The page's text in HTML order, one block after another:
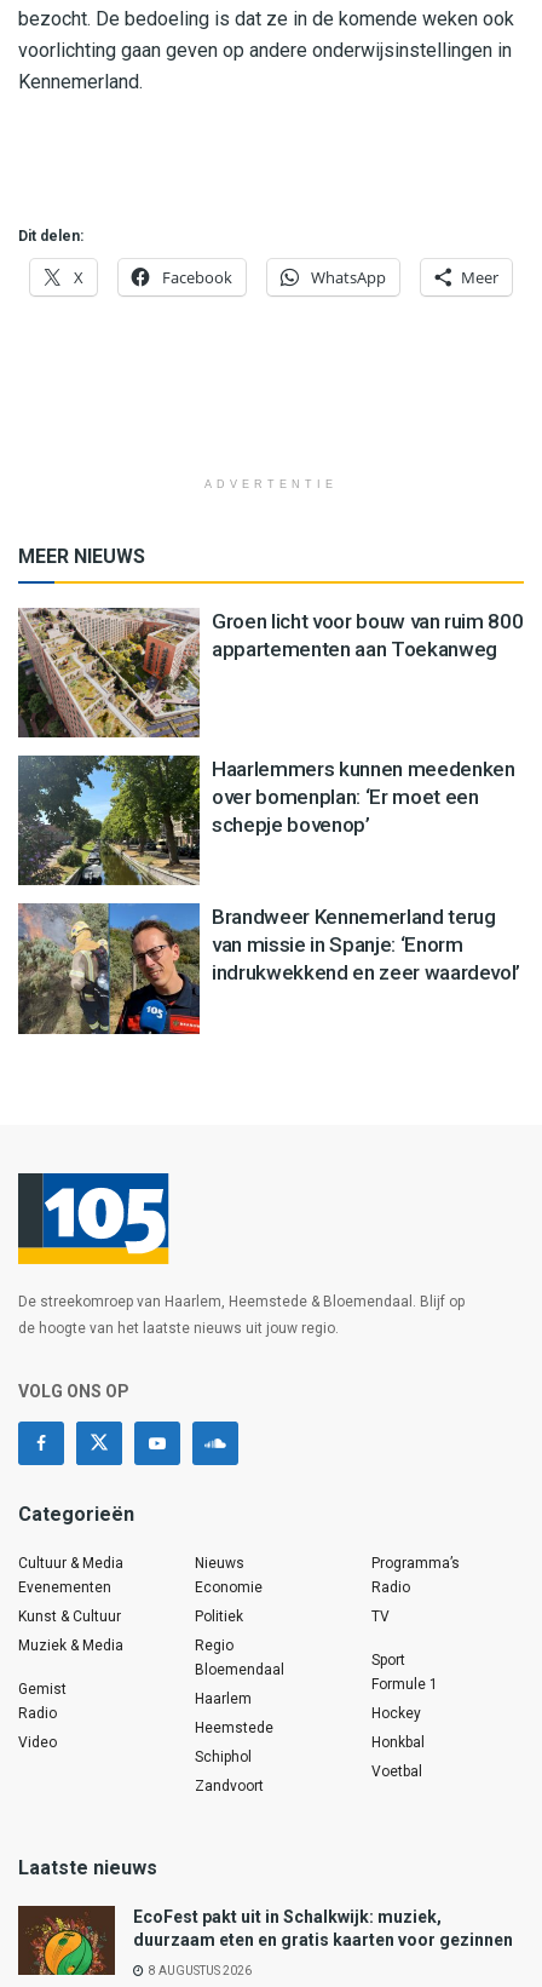
bezocht. De bedoeling is dat ze in de komende weken ook
voorlichting gaan geven op andere onderwijsinstellingen in
Kennemerland.
Dit delen:
X Facebook WhatsApp Meer
ADVERTENTIE
MEER NIEUWS
Groen licht voor bouw van ruim 800
appartementen aan Toekanweg
Haarlemmers kunnen meedenken
over bomenplan: ‘Er moet een
schepje bovenop’
Brandweer Kennemerland terug
van missie in Spanje: ‘Enorm
indrukwekkend en zeer waardevol’
De streekomroep van Haarlem, Heemstede & Bloemendaal. Blijf op
de hoogte van het laatste nieuws uit jouw regio.
VOLG ONS OP
Categorieën
Cultuur & Media
Evenementen
Kunst & Cultuur
Muziek & Media
Gemist
Radio
Video
Nieuws
Economie
Politiek
Regio
Bloemendaal
Haarlem
Heemstede
Schiphol
Zandvoort
Programma’s
Radio
TV
Sport
Formule 1
Hockey
Honkbal
Voetbal
Laatste nieuws
EcoFest pakt uit in Schalkwijk: muziek,
duurzaam eten en gratis kaarten voor gezinnen
8 AUGUSTUS 2026